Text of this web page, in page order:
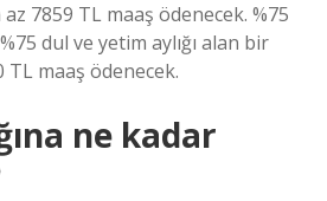
7859 TL maaş ödenecek. %75
dul ve yetim aylığı alan bir
TL maaş ödenecek.
ne kadar